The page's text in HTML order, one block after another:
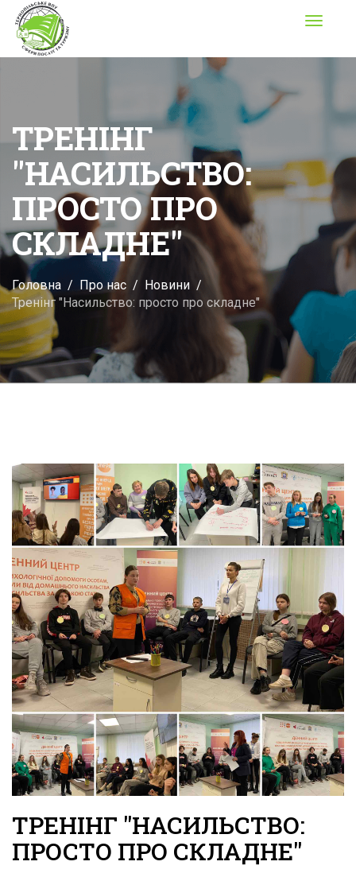
Toggle
ТРЕНІНГ
"НАСИЛЬСТВО:
ПРОСТО ПРО
СКЛАДНЕ"
Головна Про нас
Новини
Тренінг "Насильство: просто про складне"
ТРЕНІНГ "НАСИЛЬСТВО:
ПРОСТО ПРО СКЛАДНЕ"